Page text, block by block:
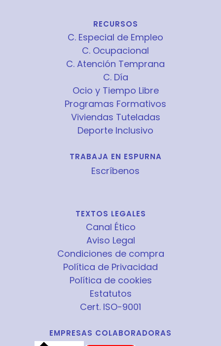
RECURSOS
C. Especial de Empleo
C. Ocupacional
C. Atención Temprana
C. Día
Ocio y Tiempo Libre
Programas Formativos
Viviendas Tuteladas
Deporte Inclusivo
TRABAJA EN ESPURNA
Escríbenos
TEXTOS LEGALES
Canal Ético
Aviso Legal
Condiciones de compra
Política de Privacidad
Política de cookies
Estatutos
Cert. ISO-9001
EMPRESAS COLABORADORAS